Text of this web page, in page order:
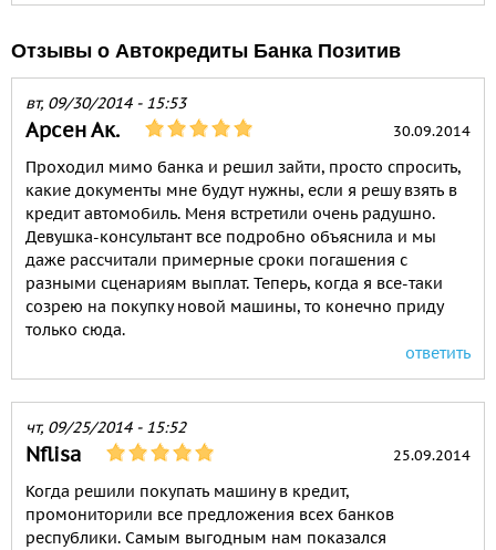
Отзывы о Автокредиты Банка Позитив
вт, 09/30/2014 - 15:53
Арсен Ак. 30.09.2014
Проходил мимо банка и решил зайти, просто спросить,
какие документы мне будут нужны, если я решу взять в
кредит автомобиль. Меня встретили очень радушно.
Девушка-консультант все подробно объяснила и мы
даже рассчитали примерные сроки погашения с
разными сценариям выплат. Теперь, когда я все-таки
созрею на покупку новой машины, то конечно приду
только сюда.
ответить
чт, 09/25/2014 - 15:52
Nflisa 25.09.2014
Когда решили покупать машину в кредит,
промониторили все предложения всех банков
республики. Самым выгодным нам показался